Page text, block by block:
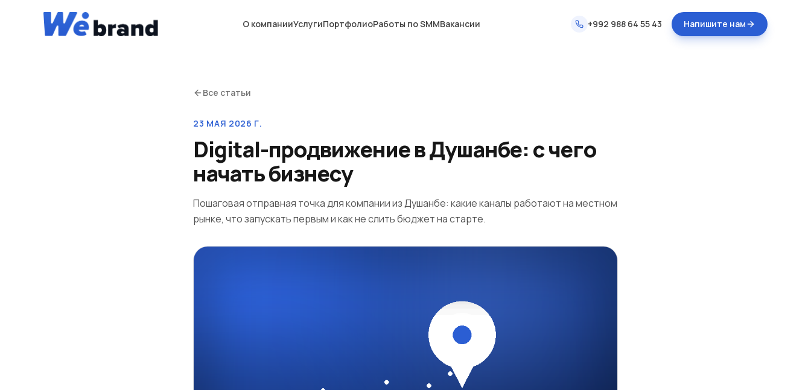
О компанииУслугиПортфолиоРаботы по SMMВакансии +992 988 64 55 43 Напишите нам
Все статьи
23 МАЯ 2026 Г.
Digital-продвижение в Душанбе: с чего
начать бизнесу
Пошаговая отправная точка для компании из Душанбе: какие каналы работают на местном
рынке, что запускать первым и как не слить бюджет на старте.